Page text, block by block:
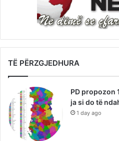
TË PËRZGJEDHURA
PD propozon
ja si do të
1 day ago